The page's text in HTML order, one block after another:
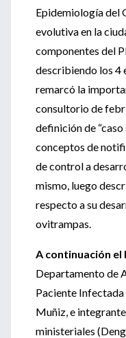
Epidemiología del
evolutiva en la
componentes del
describiendo los 4
remarcó la
consultorio de
definición de
conceptos de
de control a
mismo, luego
respecto a su
ovitrampas.
A continuación el
Departamento de
Paciente
Muñiz, e
ministeriales